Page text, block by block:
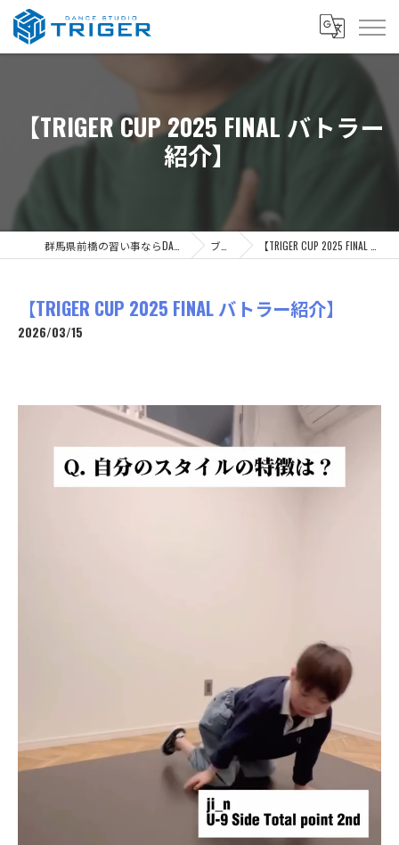
【TRIGER CUP 2025 FINAL バトラー
紹介】
ブログ 【TRIGER CUP 2025 FINAL バトラー紹介】
【TRIGER CUP 2025 FINAL バトラー紹介】
2026/03/15